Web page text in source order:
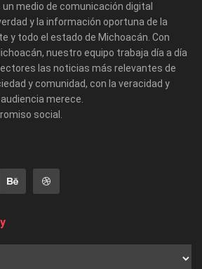
un medio de comunicación digital
y la información oportuna de la
y todo el estado de Michoacán. Con
nuestro equipo trabaja día a día
las noticias más relevantes de
y comunidad, con la veracidad y
merece.
social.